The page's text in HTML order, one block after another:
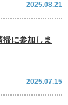
2025.08.21
に参加しま
2025.07.15